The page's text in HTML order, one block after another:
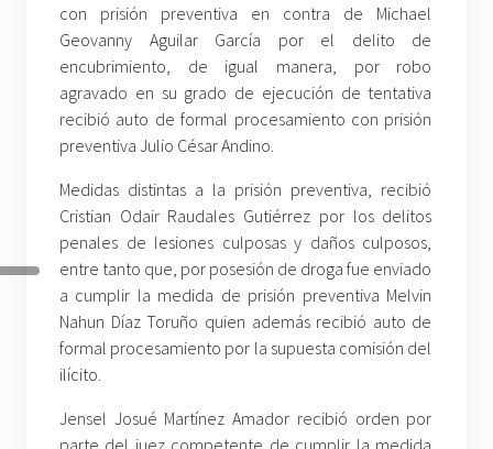
con prisión preventiva en contra de Michael
Geovanny Aguilar García por el delito de
encubrimiento, de igual manera, por robo
agravado en su grado de ejecución de tentativa
recibió auto de formal procesamiento con prisión
preventiva Julio César Andino.
Medidas distintas a la prisión preventiva, recibió
Cristian Odair Raudales Gutiérrez por los delitos
penales de lesiones culposas y daños culposos,
entre tanto que, por posesión de droga fue enviado
a cumplir la medida de prisión preventiva Melvin
Nahun Díaz Toruño quien además recibió auto de
formal procesamiento por la supuesta comisión del
ilícito.
Jensel Josué Martínez Amador recibió orden por
parte del juez competente de cumplir la medida